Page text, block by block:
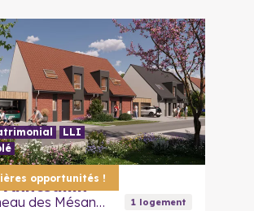
opportunités !
LLI
Annœullin
Le Hameau des Mésanges 1logement